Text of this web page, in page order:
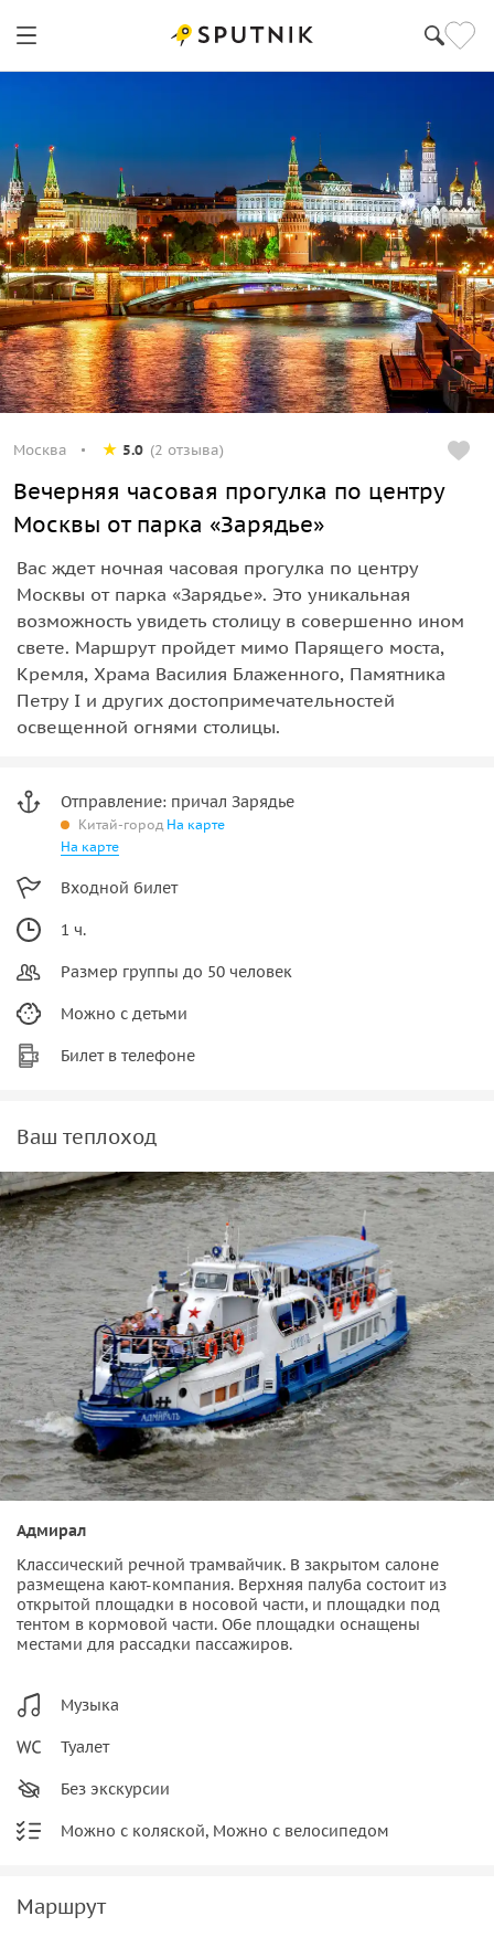
Москва 5.0 (2 отзыва)
Вечерняя часовая прогулка по центру
Москвы от парка «Зарядье»
Вас ждет ночная часовая прогулка по центру
Москвы от парка «Зарядье». Это уникальная
возможность увидеть столицу в совершенно ином
свете. Маршрут пройдет мимо Парящего моста,
Кремля, Храма Василия Блаженного, Памятника
Петру I и других достопримечательностей
освещенной огнями столицы.
Отправление: причал Зарядье
Китай-город На карте
На карте
Входной билет
1 ч.
Размер группы до 50 человек
Можно с детьми
Билет в телефоне
Ваш теплоход
Адмирал
Классический речной трамвайчик. В закрытом салоне
размещена кают-компания. Верхняя палуба состоит из
открытой площадки в носовой части, и площадки под
тентом в кормовой части. Обе площадки оснащены
местами для рассадки пассажиров.
Музыка
Туалет
Без экскурсии
Можно с коляской, Можно с велосипедом
Маршрут